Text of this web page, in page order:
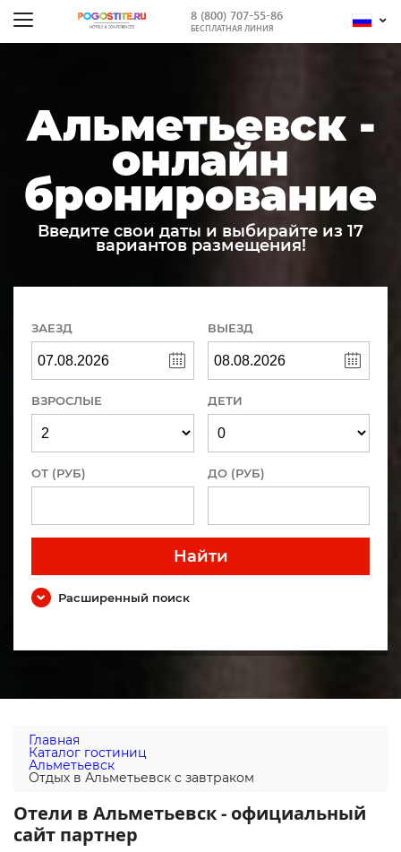
8 (800) 707-55-86
БЕСПЛАТНАЯ ЛИНИЯ
Альметьевск -
онлайн
бронирование
Введите свои даты и выбирайте из 17
вариантов размещения!
ЗАЕЗД ВЫЕЗД
ВЗРОСЛЫЕ ДЕТИ
ОТ (РУБ) ДО (РУБ)
Найти
Расширенный поиск
Главная
Каталог гостиниц
Альметьевск
Отдых в Альметьевск с завтраком
Отели в Альметьевск - официальный
сайт партнер